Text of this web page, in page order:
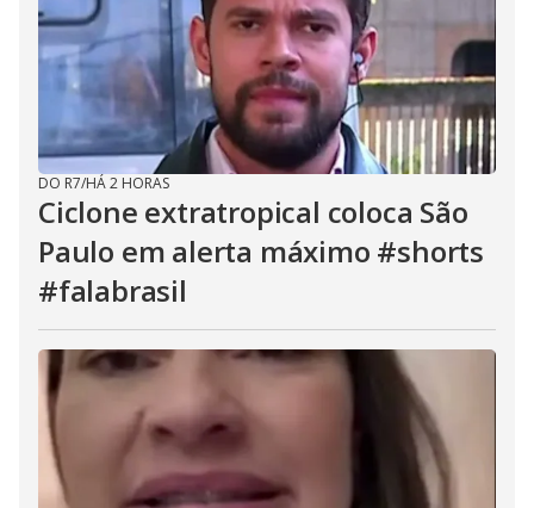
DO R7/HÁ 2 HORAS
Ciclone extratropical coloca São
Paulo em alerta máximo #shorts
#falabrasil